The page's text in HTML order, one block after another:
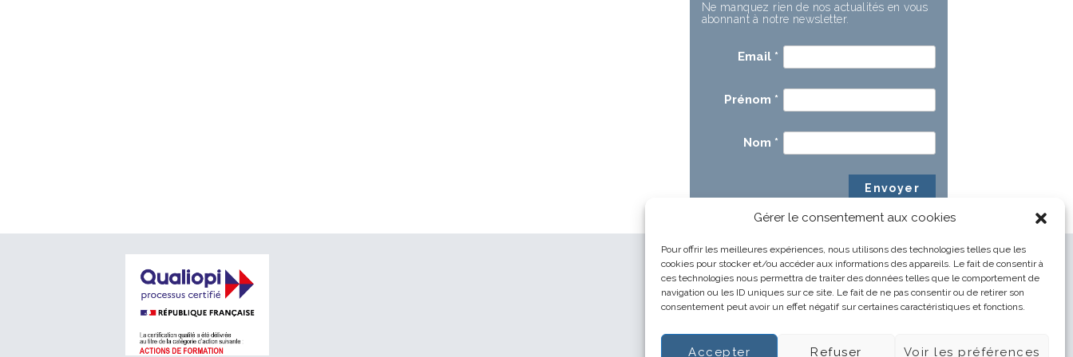
Gérer le consentement aux cookies
Pour offrir les meilleures expériences, nous utilisons des technologies telles que les
cookies pour stocker et/ou accéder aux informations des appareils. Le fait de consentir à
ces technologies nous permettra de traiter des données telles que le comportement de
navigation ou les ID uniques sur ce site. Le fait de ne pas consentir ou de retirer son
consentement peut avoir un effet négatif sur certaines caractéristiques et fonctions.
Accepter Refuser Voir les préférences
Ne manquez rien de nos actualités en vous
abonnant à notre newsletter.
Email *
Prénom *
Nom *